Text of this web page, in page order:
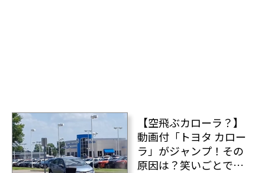
【空飛ぶカローラ？】
動画付「トヨタ カロー
ラ」がジャンプ！その
原因は？笑いごとでは